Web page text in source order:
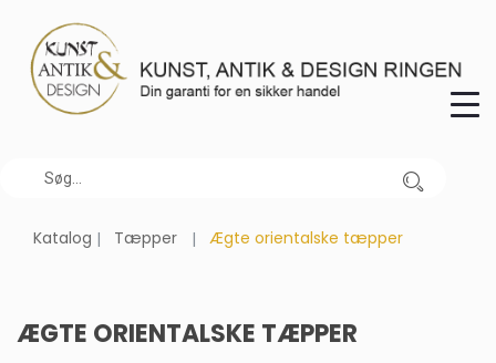
Katalog Tæpper Ægte orientalske tæpper
ÆGTE ORIENTALSKE TÆPPER